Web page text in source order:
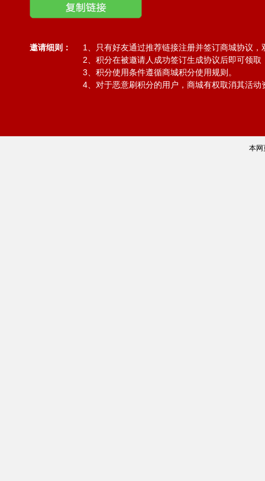
邀请细则：
1、只有好友通过推荐链接注册并签订商城协议，
2、积分在被邀请人成功签订生成协议后即可领
3、积分使用条件遵循商城积分使用规则。
4、对于恶意刷积分的用户，商城有权取消其活动
本